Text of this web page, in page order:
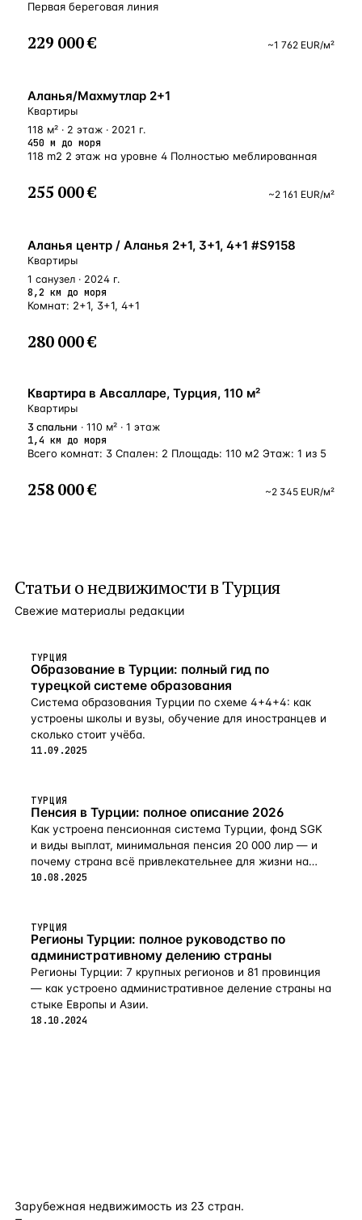
Первая береговая линия
229 000 € ~1 762 EUR/м²
У МОРЯ
Аланья/Махмутлар 2+1
Квартиры
118 м² · 2 этаж · 2021 г.
450 м до моря
118 m2 2 этаж на уровне 4 Полностью меблированная
255 000 € ~2 161 EUR/м²
ВНЖ
Аланья центр / Аланья 2+1, 3+1, 4+1 #S9158
Квартиры
1 санузел · 2024 г.
8,2 км до моря
Комнат: 2+1, 3+1, 4+1
280 000 €
БЛИЗКО К МОРЮ
Квартира в Авсалларе, Турция, 110 м²
Квартиры
3 спальни · 110 м² · 1 этаж
1,4 км до моря
Всего комнат: 3 Спален: 2 Площадь: 110 м2 Этаж: 1 из 5
258 000 € ~2 345 EUR/м²
Статьи онедвижимости в Турция
Свежие материалы редакции
ТУРЦИЯ
Образование в Турции: полный гид по
турецкой системе образования
Система образования Турции по схеме 4+4+4: как
устроены школы и вузы, обучение для иностранцев и
сколько стоит учёба.
11.09.2025
ТУРЦИЯ
Пенсия в Турции: полное описание 2026
Как устроена пенсионная система Турции, фонд SGK
и виды выплат, минимальная пенсия 20 000 лир — и
почему страна всё привлекательнее для жизни на
пенсии в 2026-м.
10.08.2025
ТУРЦИЯ
Регионы Турции: полное руководство по
административному делению страны
Регионы Турции: 7 крупных регионов и 81 провинция
— как устроено административное деление страны на
стыке Европы и Азии.
18.10.2024
Зарубежная недвижимость из 23 стран.